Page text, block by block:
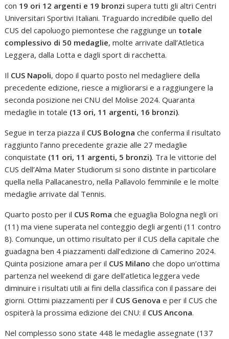
con 19 ori 12 argenti e 19 bronzi supera tutti gli altri Centri
Universitari Sportivi Italiani. Traguardo incredibile quello del
CUS del capoluogo piemontese che raggiunge un totale
complessivo di 50 medaglie, molte arrivate dall’Atletica
Leggera, dalla Lotta e dagli sport di racchetta.
Il CUS Napoli, dopo il quarto posto nel medagliere della
precedente edizione, riesce a migliorarsi e a raggiungere la
seconda posizione nei CNU del Molise 2024. Quaranta
medaglie in totale (13 ori, 11 argenti, 16 bronzi).
Segue in terza piazza il CUS Bologna che conferma il risultato
raggiunto l’anno precedente grazie alle 27 medaglie
conquistate (11 ori, 11 argenti, 5 bronzi). Tra le vittorie del
CUS dell’Alma Mater Studiorum si sono distinte in particolare
quella nella Pallacanestro, nella Pallavolo femminile e le molte
medaglie arrivate dal Tennis.
Quarto posto per il CUS Roma che eguaglia Bologna negli ori
(11) ma viene superata nel conteggio degli argenti (11 contro
8). Comunque, un ottimo risultato per il CUS della capitale che
guadagna ben 4 piazzamenti dall’edizione di Camerino 2024.
Quinta posizione amara per il CUS Milano che dopo un’ottima
partenza nel weekend di gare dell’atletica leggera vede
diminuire i risultati utili ai fini della classifica con il passare dei
giorni. Ottimi piazzamenti per il CUS Genova e per il CUS che
ospiterà la prossima edizione dei CNU: il CUS Ancona.
Nel complesso sono state 448 le medaglie assegnate (137